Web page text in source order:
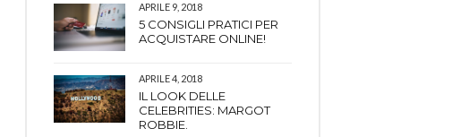
APRILE 9, 2018
5 CONSIGLI PRATICI PER
ACQUISTARE ONLINE!
APRILE 4, 2018
IL LOOK DELLE
CELEBRITIES: MARGOT
ROBBIE.